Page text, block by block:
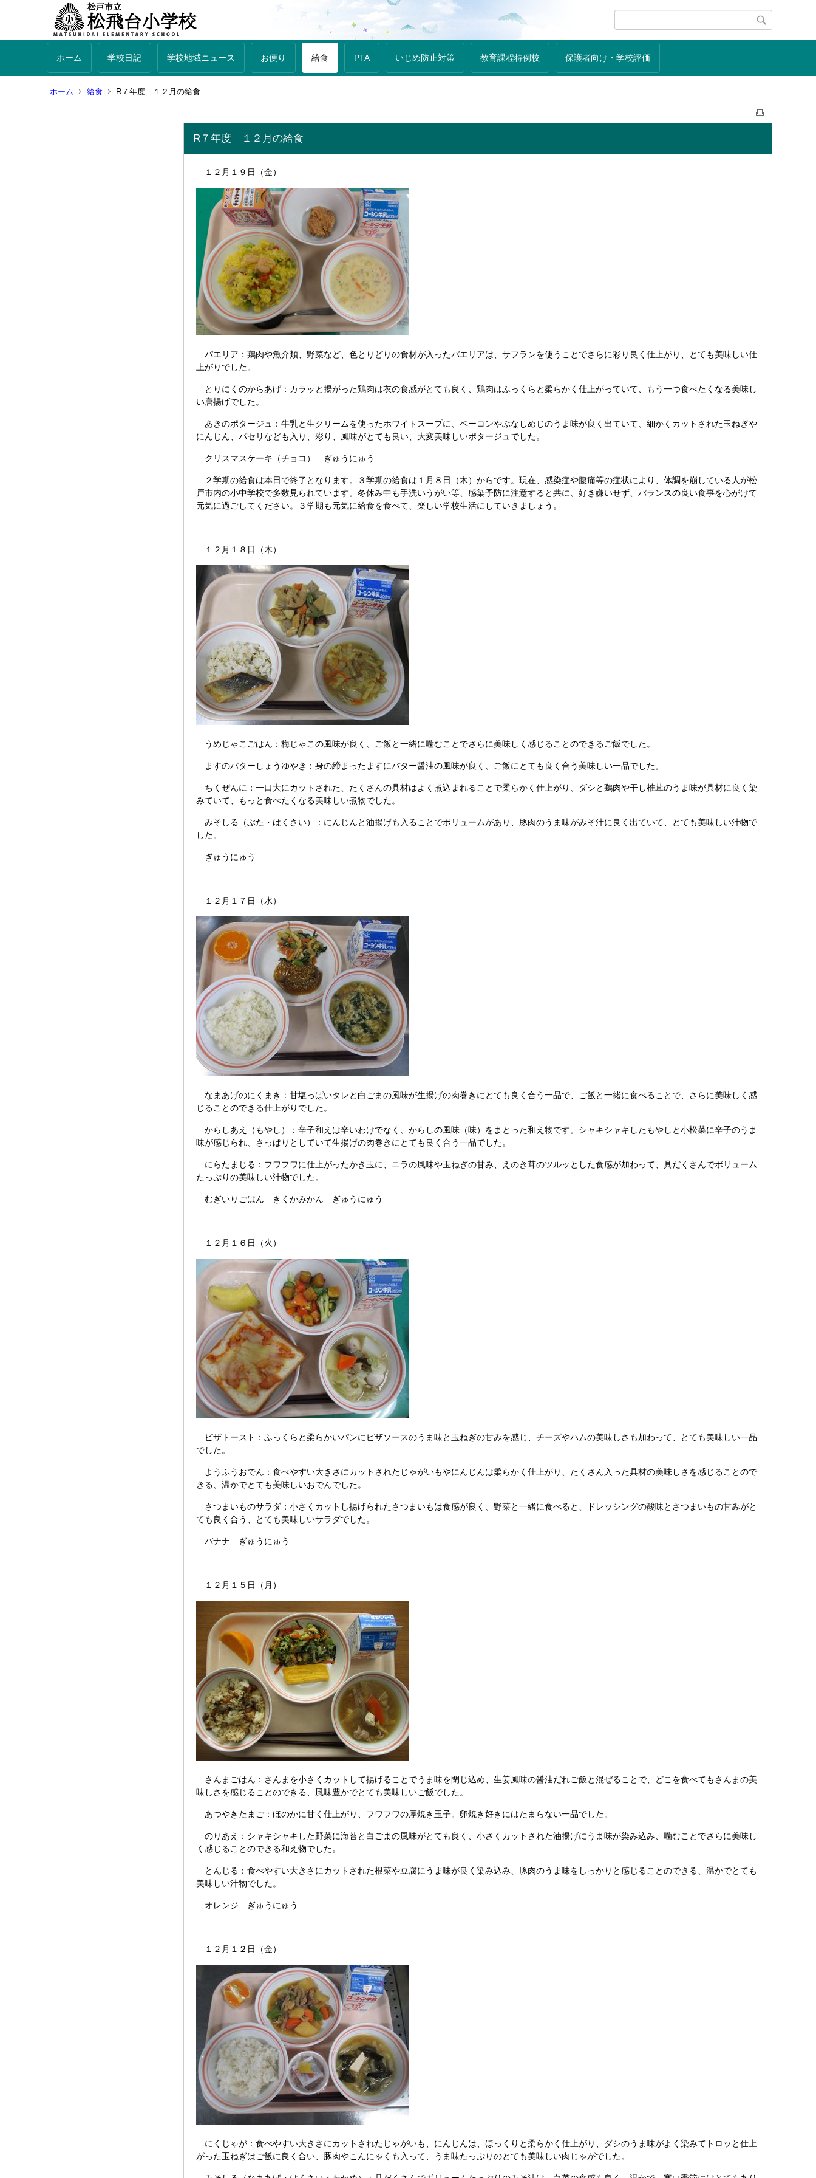
ホーム 学校日記 学校地域ニュース お便り 給食 PTA いじめ防止対策 教育課程特例校 保護者向け・学校評価
ホーム 給食 R７年度 １２月の給食
R７年度 １２月の給食
１２月１９日（金）
パエリア：鶏肉や魚介類、野菜など、色とりどりの食材が入ったパエリアは、サフランを使うことでさらに彩り良く仕上がり、とても美味しい仕
上がりでした。
とりにくのからあげ：カラッと揚がった鶏肉は衣の食感がとても良く、鶏肉はふっくらと柔らかく仕上がっていて、もう一つ食べたくなる美味し
い唐揚げでした。
あきのポタージュ：牛乳と生クリームを使ったホワイトスープに、ベーコンやぶなしめじのうま味が良く出ていて、細かくカットされた玉ねぎや
にんじん、パセリなども入り、彩り、風味がとても良い、大変美味しいポタージュでした。
クリスマスケーキ（チョコ） ぎゅうにゅう
２学期の給食は本日で終了となります。３学期の給食は１月８日（木）からです。現在、感染症や腹痛等の症状により、体調を崩している人が松
戸市内の小中学校で多数見られています。冬休み中も手洗いうがい等、感染予防に注意すると共に、好き嫌いせず、バランスの良い食事を心がけて
元気に過ごしてください。３学期も元気に給食を食べて、楽しい学校生活にしていきましょう。
１２月１８日（木）
うめじゃこごはん：梅じゃこの風味が良く、ご飯と一緒に噛むことでさらに美味しく感じることのできるご飯でした。
ますのバターしょうゆやき：身の締まったますにバター醤油の風味が良く、ご飯にとても良く合う美味しい一品でした。
ちくぜんに：一口大にカットされた、たくさんの具材はよく煮込まれることで柔らかく仕上がり、ダシと鶏肉や干し椎茸のうま味が具材に良く染
みていて、もっと食べたくなる美味しい煮物でした。
みそしる（ぶた・はくさい）：にんじんと油揚げも入ることでボリュームがあり、豚肉のうま味がみそ汁に良く出ていて、とても美味しい汁物で
した。
ぎゅうにゅう
１２月１７日（水）
なまあげのにくまき：甘塩っぱいタレと白ごまの風味が生揚げの肉巻きにとても良く合う一品で、ご飯と一緒に食べることで、さらに美味しく感
じることのできる仕上がりでした。
からしあえ（もやし）：辛子和えは辛いわけでなく、からしの風味（味）をまとった和え物です。シャキシャキしたもやしと小松菜に辛子のうま
味が感じられ、さっぱりとしていて生揚げの肉巻きにとても良く合う一品でした。
にらたまじる：フワフワに仕上がったかき玉に、ニラの風味や玉ねぎの甘み、えのき茸のツルッとした食感が加わって、具だくさんでボリューム
たっぷりの美味しい汁物でした。
むぎいりごはん きくかみかん ぎゅうにゅう
１２月１６日（火）
ピザトースト：ふっくらと柔らかいパンにピザソースのうま味と玉ねぎの甘みを感じ、チーズやハムの美味しさも加わって、とても美味しい一品
でした。
ようふうおでん：食べやすい大きさにカットされたじゃがいもやにんじんは柔らかく仕上がり、たくさん入った具材の美味しさを感じることので
きる、温かでとても美味しいおでんでした。
さつまいものサラダ：小さくカットし揚げられたさつまいもは食感が良く、野菜と一緒に食べると、ドレッシングの酸味とさつまいもの甘みがと
ても良く合う、とても美味しいサラダでした。
バナナ ぎゅうにゅう
１２月１５日（月）
さんまごはん：さんまを小さくカットして揚げることでうま味を閉じ込め、生姜風味の醤油だれご飯と混ぜることで、どこを食べてもさんまの美
味しさを感じることのできる、風味豊かでとても美味しいご飯でした。
あつやきたまご：ほのかに甘く仕上がり、フワフワの厚焼き玉子。卵焼き好きにはたまらない一品でした。
のりあえ：シャキシャキした野菜に海苔と白ごまの風味がとても良く、小さくカットされた油揚げにうま味が染み込み、噛むことでさらに美味し
く感じることのできる和え物でした。
とんじる：食べやすい大きさにカットされた根菜や豆腐にうま味が良く染み込み、豚肉のうま味をしっかりと感じることのできる、温かでとても
美味しい汁物でした。
オレンジ ぎゅうにゅう
１２月１２日（金）
にくじゃが：食べやすい大きさにカットされたじゃがいも、にんじんは、ほっくりと柔らかく仕上がり、ダシのうま味がよく染みてトロッと仕上
がった玉ねぎはご飯に良く合い、豚肉やこんにゃくも入って、うま味たっぷりのとても美味しい肉じゃがでした。